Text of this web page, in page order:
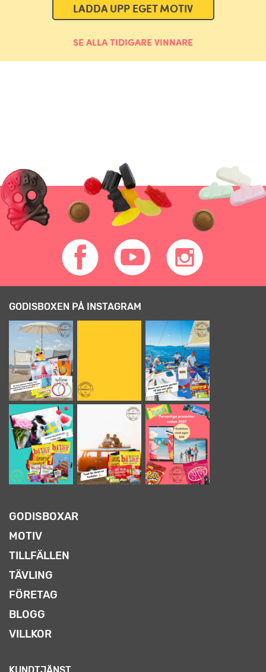
LADDA UPP EGET MOTIV
SE ALLA TIDIGARE VINNARE
GODISBOXEN PÅ INSTAGRAM
GODISBOXAR
MOTIV
TILLFÄLLEN
TÄVLING
FÖRETAG
BLOGG
VILLKOR